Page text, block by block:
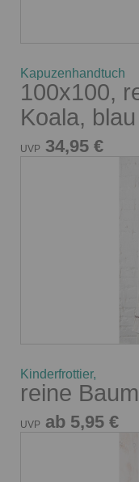
Kapuzenhandtuch
100x100,
Koala, blau
UVP 34,95 €
Kinderfrottier,
reine
UVP ab 5,95 €